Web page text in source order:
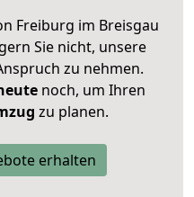
Freiburg im Breisgau
Sie nicht, unsere
zu nehmen.
noch, um Ihren
zu planen.
erhalten